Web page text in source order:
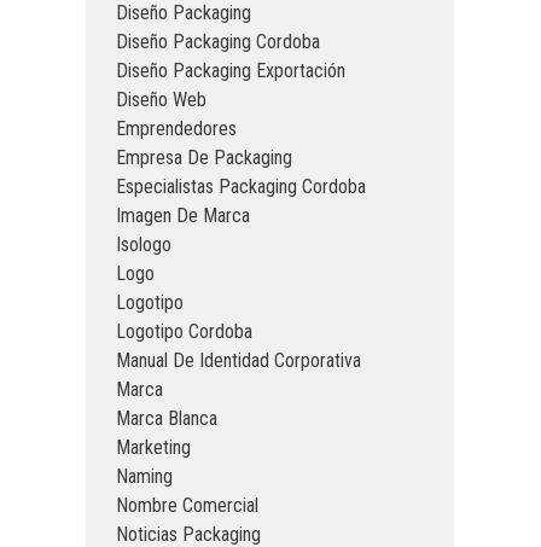
Diseño Packaging
Diseño Packaging Cordoba
Diseño Packaging Exportación
Diseño Web
Emprendedores
Empresa De Packaging
Especialistas Packaging Cordoba
Imagen De Marca
Isologo
Logo
Logotipo
Logotipo Cordoba
Manual De Identidad Corporativa
Marca
Marca Blanca
Marketing
Naming
Nombre Comercial
Noticias Packaging